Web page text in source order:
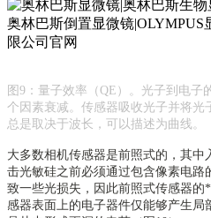
图 9：量子效率（QE）。光子到电子
个因素衰减。传感器吸收光子并将光
总是取决于波长，可以描述为曲线。
大多数相机传感器是前照式的，其
击光敏硅之前必须通过包含像素电路
致一些光损失，因此前照式传感器的
感器表面上的电子器件仅能够产生局